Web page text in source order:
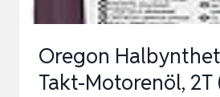
Oregon
Takt-Motorenöl, 2T